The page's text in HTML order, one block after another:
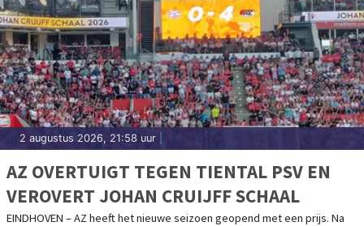
2 augustus 2026, 21:58 uur
AZ OVERTUIGT TEGEN TIENTAL PSV EN
VEROVERT JOHAN CRUIJFF SCHAAL
EINDHOVEN – AZ heeft het nieuwe seizoen geopend met een prijs. Na